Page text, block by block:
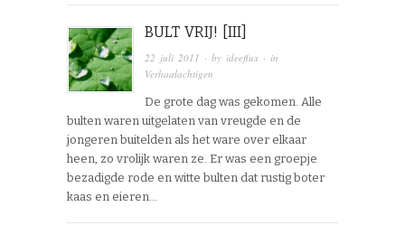
BULT VRIJ! [III]
22 juli 2011 · byideeflux · in
Verhaalachtigen
De grote dag was gekomen. Alle
bulten waren uitgelaten van vreugde en de
jongeren buitelden als het ware over elkaar
heen, zo vrolijk waren ze. Er was een groepje
bezadigde rode en witte bulten dat rustig boter
kaas en eieren…